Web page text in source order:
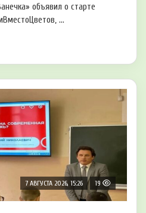
объявил о старте
...
7 АВГУСТА 2026, 15:26 19